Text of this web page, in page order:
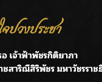
แก้ปัญหาโครงการประตู
ด! “อยากกินอะไรหลังจาก